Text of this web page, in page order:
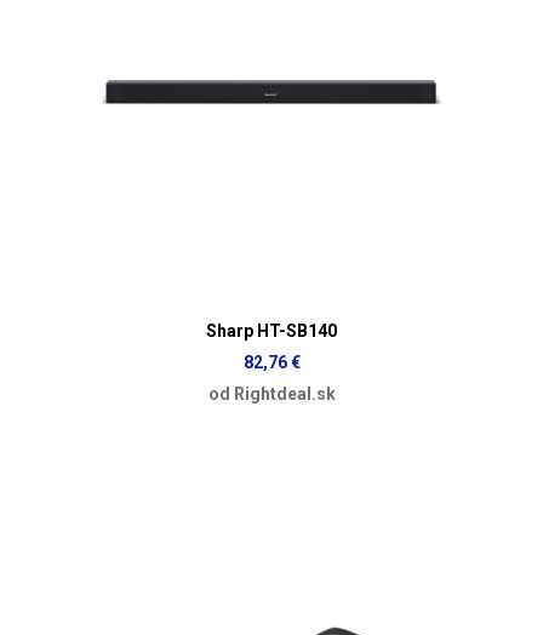
Sharp HT-SB140
82,76 €
od Rightdeal.sk